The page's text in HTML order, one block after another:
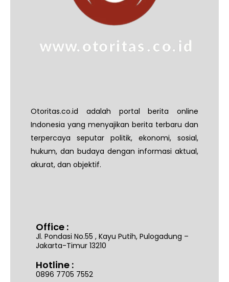
Otoritas.co.id adalah portal berita online
Indonesia yang menyajikan berita terbaru dan
terpercaya seputar politik, ekonomi, sosial,
hukum, dan budaya dengan informasi aktual,
akurat, dan objektif.
Office :
Jl. Pondasi No.55 , Kayu Putih, Pulogadung –
Jakarta-Timur 13210
Hotline :
0896 7705 7552